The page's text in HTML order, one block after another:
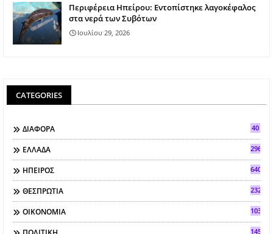
Περιφέρεια Ηπείρου: Εντοπίστηκε λαγοκέφαλος
στα νερά των Συβότων
Ιουλίου 29, 2026
CATEGORIES
ΔΙΑΦΟΡΑ 40
ΕΛΛΑΔΑ 296
ΗΠΕΙΡΟΣ 640
ΘΕΣΠΡΩΤΙΑ 2321
ΟΙΚΟΝΟΜΙΑ 103
145